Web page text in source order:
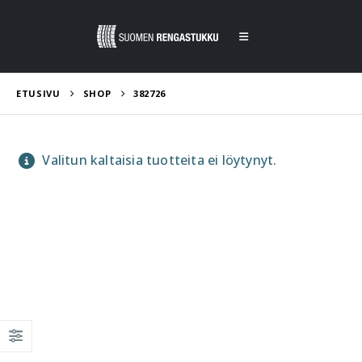
ETUSIVU SHOP 382726
Valitun kaltaisia tuotteita ei löytynyt.